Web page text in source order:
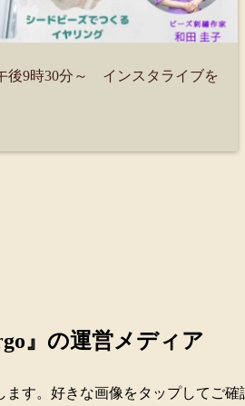
後9時30分～ インスタライブを
』の運営メディア
す。好きな画像をタップしてご確